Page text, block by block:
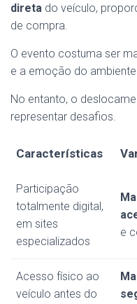
direta do veículo,
de compra.
O evento costuma ser
e a emoção do
No entanto, o
representar desafios.
Características
Participação
totalmente digital,
em sites
especializados
e
Acesso físico ao
veículo antes do